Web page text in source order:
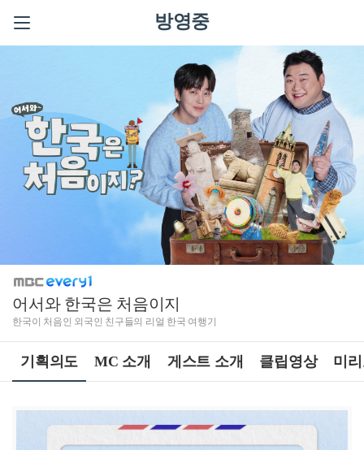
방영중
어서와 한국은 처음이지
한국이 처음인 외국인 친구들의 리얼 한국 여행기
기획의도 MC 소개 게스트 소개 클립영상 미